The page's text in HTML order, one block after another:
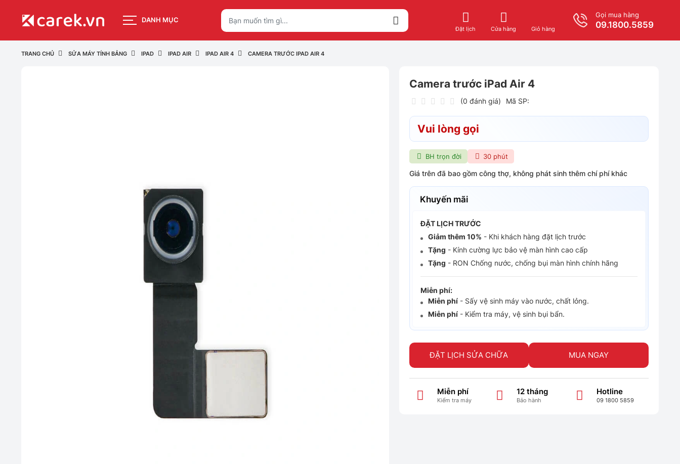
DANH MỤC
Đặt lịch Cửa hàng Giỏ hàng
Gọi mua hàng
09.1800.5859
TRANG CHỦ SỬA MÁY TÍNH BẢNG IPAD IPAD AIR IPAD AIR 4 CAMERA TRƯỚC IPAD AIR 4
Camera trước iPad Air 4
(0 đánh giá) Mã SP:
Vui lòng gọi
BH trọn đời 30 phút
Giá trên đã bao gồm công thợ, không phát sinh thêm chí phí khác
Khuyến mãi
ĐẶT LỊCH TRƯỚC
Giảm thêm 10% - Khi khách hàng đặt lịch trước
Tặng - Kính cường lực bảo vệ màn hình cao cấp
Tặng - RON Chống nước, chống bụi màn hình chính hãng
Miễn phí:
Miễn phí- Sấy vệ sinh máy vào nước, chất lỏng.
Miễn phí- Kiểm tra máy, vệ sinh bụi bẩn.
ĐẶT LỊCH SỬA CHỮA MUA NGAY
Miễn phí
Kiểm tra máy
12 tháng
Bảo hành
Hotline
09 1800 5859